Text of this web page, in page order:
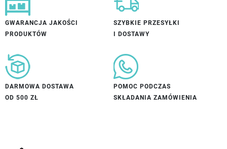
GWARANCJA JAKOŚCI
PRODUKTÓW
SZYBKIE PRZESYŁKI
I DOSTAWY
DARMOWA DOSTAWA
OD 500 ZŁ
POMOC PODCZAS
SKŁADANIA ZAMÓWIENIA